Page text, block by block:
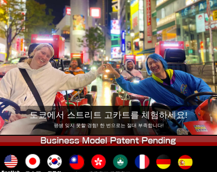
소개 사양 가격
접근성 고객 리뷰 자주 묻는 질문
회사 정보 예약
지점 변경
도쿄 시나가와 #1 도쿄 아키하바라#1
도쿄 아키하바라#2 도쿄 시부야
도쿄 시부야 애넥스 도쿄 베이
도쿄 아사쿠사 오사카
오키나와
도쿄에서 스트리트 고카트를 체험하세요!
평생 잊지 못할 경험! 한 번으로는 절대 부족합니다!